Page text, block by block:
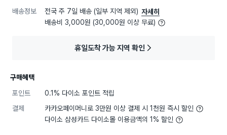
배송정보 전국 주 7일 배송 (일부 지역 제외) 자세히
배송비 3,000원 (30,000원 이상 무료)
휴일도착 가능 지역 확인
구매혜택
포인트
0.1% 다이소 포인트 적립
결제
카카오페이머니로 3만원 이상 결제 시 1천원 즉시 할인
다이소 삼성카드 다이소몰 이용금액의 1% 할인